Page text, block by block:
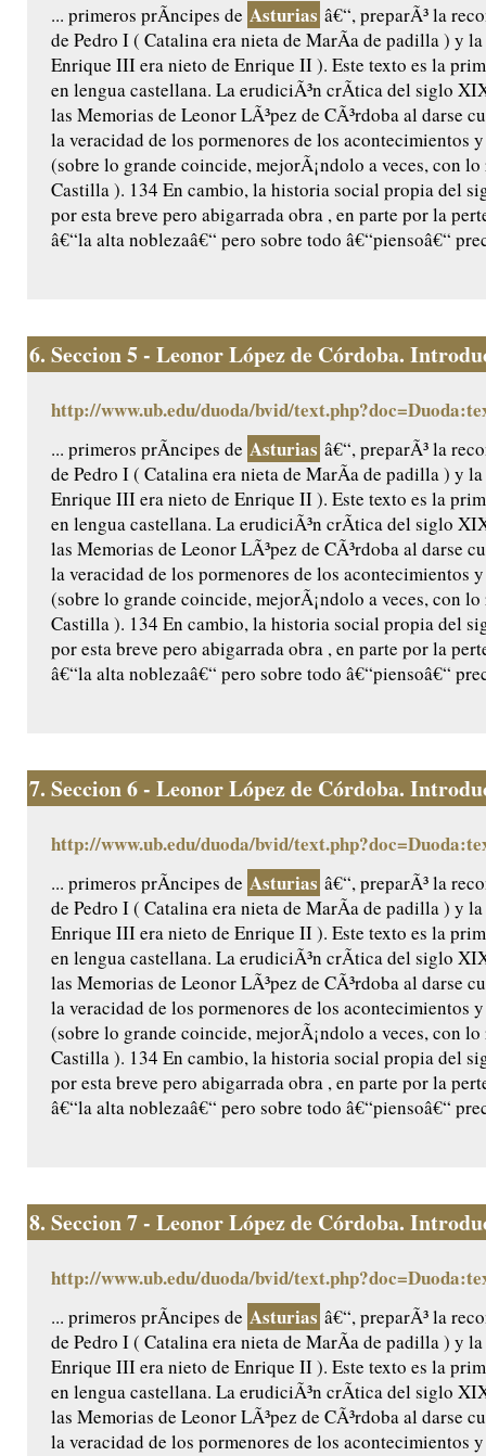
... primeros prÃ­ncipes de Asturias â€“, preparÃ³ la
de Pedro I ( Catalina era nieta de MarÃ­a de padilla ) y
Enrique III era nieto de Enrique II ). Este texto es la
en lengua castellana. La erudiciÃ³n crÃ­tica del siglo
las Memorias de Leonor LÃ³pez de CÃ³rdoba al darse
la veracidad de los pormenores de los acontecimientos
(sobre lo grande coincide, mejorÃ¡ndolo a veces, con
Castilla ). 134 En cambio, la historia social propia del
por esta breve pero abigarrada obra , en parte por la
â€“la alta noblezaâ€“ pero sobre todo â€“piensoâ€“
6. Seccion 5 - Leonor López de Córdoba.
http://www.ub.edu/duoda/bvid/
... primeros prÃ­ncipes de Asturias â€“, preparÃ³ la
de Pedro I ( Catalina era nieta de MarÃ­a de padilla ) y
Enrique III era nieto de Enrique II ). Este texto es la
en lengua castellana. La erudiciÃ³n crÃ­tica del siglo
las Memorias de Leonor LÃ³pez de CÃ³rdoba al darse
la veracidad de los pormenores de los acontecimientos
(sobre lo grande coincide, mejorÃ¡ndolo a veces, con
Castilla ). 134 En cambio, la historia social propia del
por esta breve pero abigarrada obra , en parte por la
â€“la alta noblezaâ€“ pero sobre todo â€“piensoâ€“
7. Seccion 6 - Leonor López de Córdoba.
http://www.ub.edu/duoda/bvid/
... primeros prÃ­ncipes de Asturias â€“, preparÃ³ la
de Pedro I ( Catalina era nieta de MarÃ­a de padilla ) y
Enrique III era nieto de Enrique II ). Este texto es la
en lengua castellana. La erudiciÃ³n crÃ­tica del siglo
las Memorias de Leonor LÃ³pez de CÃ³rdoba al darse
la veracidad de los pormenores de los acontecimientos
(sobre lo grande coincide, mejorÃ¡ndolo a veces, con
Castilla ). 134 En cambio, la historia social propia del
por esta breve pero abigarrada obra , en parte por la
â€“la alta noblezaâ€“ pero sobre todo â€“piensoâ€“
8. Seccion 7 - Leonor López de Córdoba.
http://www.ub.edu/duoda/bvid/
... primeros prÃ­ncipes de Asturias â€“, preparÃ³ la
de Pedro I ( Catalina era nieta de MarÃ­a de padilla ) y
Enrique III era nieto de Enrique II ). Este texto es la
en lengua castellana. La erudiciÃ³n crÃ­tica del siglo
las Memorias de Leonor LÃ³pez de CÃ³rdoba al darse
la veracidad de los pormenores de los acontecimientos